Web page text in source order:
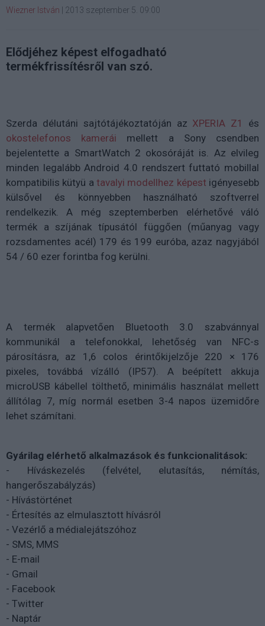
Wiezner István 2013 szeptember 5. 09:00
Elődjéhez képest elfogadható
termékfrissítésről van szó.
Szerda délutáni sajtótájékoztatóján az XPERIA Z1
és
okostelefonos kamerái mellett a Sony csendben
bejelentette a SmartWatch 2 okosóráját is. Az elvileg
minden legalább Android 4.0 rendszert futtató mobillal
kompatibilis kütyü a tavalyi modellhez képest igényesebb
külsővel és könnyebben használható szoftverrel
rendelkezik. A még szeptemberben elérhetővé váló
termék a szíjának típusától függően (műanyag vagy
rozsdamentes acél) 179 és 199 euróba, azaz nagyjából
54 / 60 ezer forintba fog kerülni.
A termék alapvetően Bluetooth 3.0 szabvánnyal
kommunikál a telefonokkal, lehetőség van NFC-s
párosításra, az 1,6 colos érintőkijelzője 220 × 176
pixeles, továbbá vízálló (IP57). A beépített akkuja
microUSB kábellel tölthető, minimális használat mellett
állítólag 7, míg normál esetben 3-4 napos üzemidőre
lehet számítani.
Gyárilag elérhető alkalmazások és funkcionalitások:
- Híváskezelés (felvétel, elutasítás, némítás,
hangerőszabályzás)
- Hívástörténet
- Értesítés az elmulasztott hívásról
- Vezérlő a médialejátszóhoz
- SMS, MMS
- E-mail
- Gmail
- Facebook
- Twitter
- Naptár